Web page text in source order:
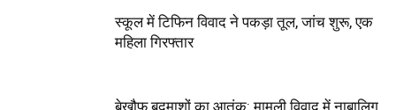
स्कूल में टिफिन विवाद ने पकड़ा तूल, जांच शुरू, एक
महिला गिरफ्तार